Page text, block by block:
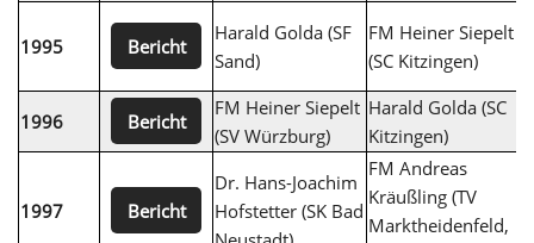
1995 Bericht
Harald Golda (SF
Sand)
FM Heiner Siepelt
(SC Kitzingen)
1996
Bericht
FM Heiner Siepelt
(SV Würzburg)
Harald Golda (SC
Kitzingen)
1997 Bericht
Dr. Hans-Joachim
Hofstetter (SK Bad
FM Andreas
Kräußling (TV
Marktheidenfeld,